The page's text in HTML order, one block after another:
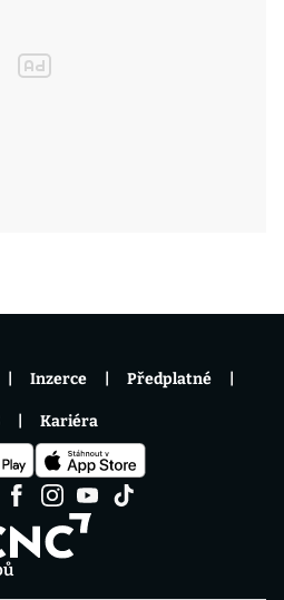
Inzerce Předplatné
Kariéra